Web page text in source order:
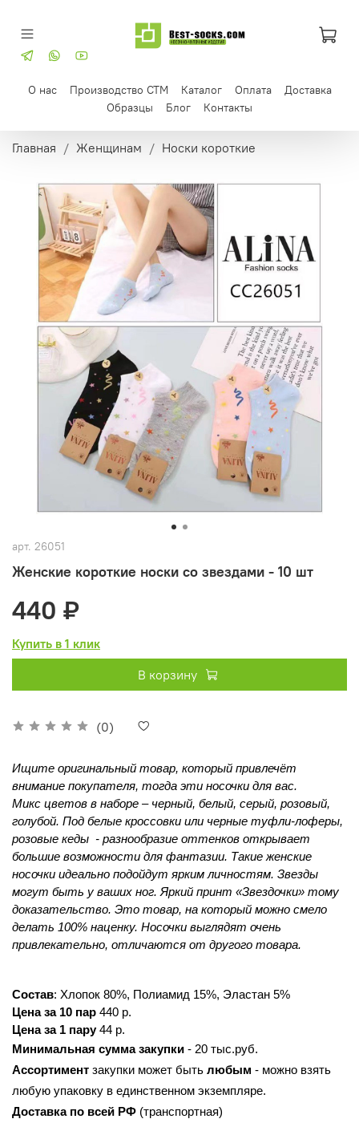
О нас Производство СТМ Каталог Оплата
Доставка
Образцы
Блог Контакты
Главная Женщинам Носки короткие
арт. 26051
Женские короткие носки со звездами - 10 шт
(0)
440 ₽
Купить в 1 клик
В корзину
Ищите оригинальный товар, который привлечёт
внимание покупателя, тогда эти носочки для вас.
Микс цветов в наборе – черный, белый, серый, розовый,
голубой. Под белые кроссовки или черные туфли-лоферы,
розовые кеды  - разнообразие оттенков открывает
большие возможности для фантазии. Такие женские
носочки идеально подойдут ярким личностям. Звезды
могут быть у ваших ног. Яркий принт «Звездочки» тому
доказательство. Это товар, на который можно смело
делать 100% наценку. Носочки выглядят очень
привлекательно, отличаются от другого товара.
Состав: Хлопок 80%, Полиамид 15%, Эластан 5%
Цена за 10 пар 440 р.
Цена за 1 пару 44 р.
Минимальная сумма закупки - 20 тыс.руб.
Ассортимент закупки может быть любым - можно взять
любую упаковку в единственном экземпляре.
Доставка по всей РФ (транспортная)